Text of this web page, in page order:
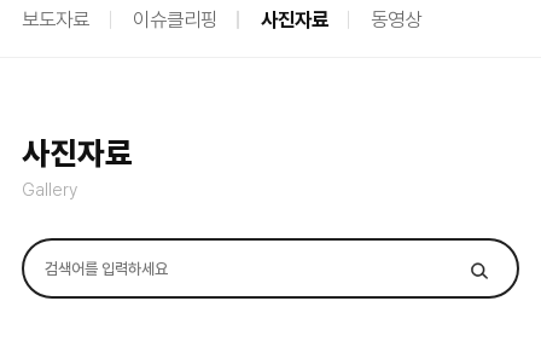
보도자료 이슈클리핑 사진자료 동영상
사진자료
Gallery